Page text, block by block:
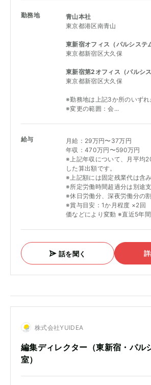
勤務地
青山本社
東京都港区南青山
東新宿オフィス（パルシステ
東京都新宿区大久保
東新宿第2オフィス（パルシ
東京都新宿区大久保
※勤務地は上記3か所のいずれ
※変更の範囲：会...
給与
月給：29万円〜37万円
年収：470万円〜590万円
※上記年収について、月平均
した算出額です。
※上記額には固定残業代は含み
※所定労働時間超過分は別途
※休日労働分、深夜労働分の
※賞与目安：1か月程度 ×2回
価などにより変動 ※直近5年
話を聞く
株式会社YUIDEA
編集ディレクター（東新宿・パル
室）